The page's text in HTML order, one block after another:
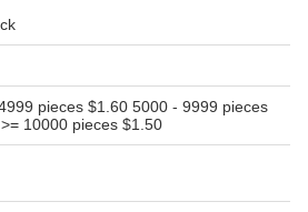
pieces $1.60 5000 - 9999 pieces
10000 pieces $1.50